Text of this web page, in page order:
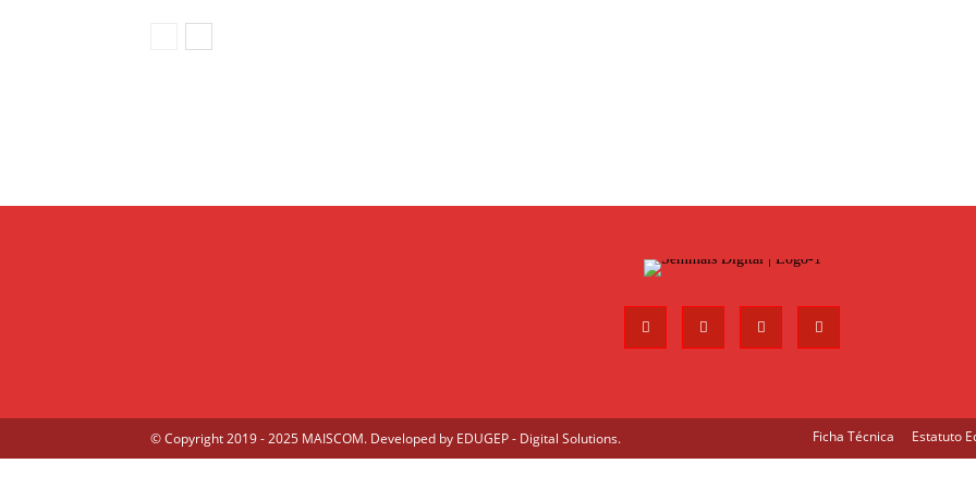
© Copyright 2019 - 2025 MAISCOM. Developed by EDUGEP - Digital Solutions. Ficha Técnica Estatuto